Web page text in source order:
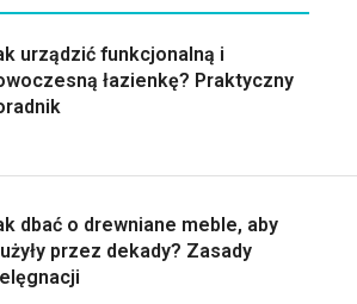
urządzić funkcjonalną i
łazienkę? Praktyczny
dbać o drewniane meble, aby
przez dekady? Zasady